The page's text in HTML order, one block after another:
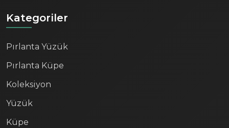
Kategoriler
Pırlanta Yüzük
Pırlanta Küpe
Koleksiyon
Yüzük
Küpe